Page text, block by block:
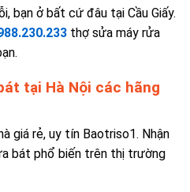
bạn ở bất cứ đâu tại Cầu Giấy.
thợ sửa máy rửa
tại Hà Nội các hãng
giá rẻ, uy tín Baotriso1. Nhận
bát phổ biến trên thị trường